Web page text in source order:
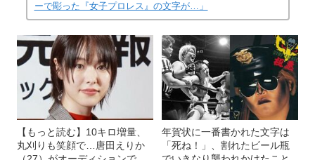
ーで彫った『女子プロレス』の文字が…」
【もっと読む】10キロ増量、
丸刈りも笑顔で…唐田えりか
年賀状に一番書かれた文字は
「死ね！」、割れたビール瓶